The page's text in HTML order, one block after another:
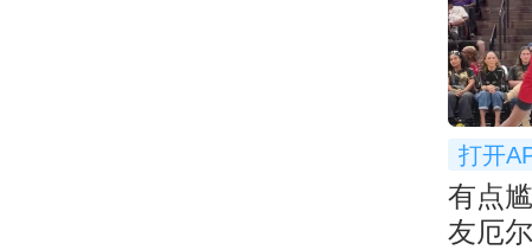
打开
有点
友厄